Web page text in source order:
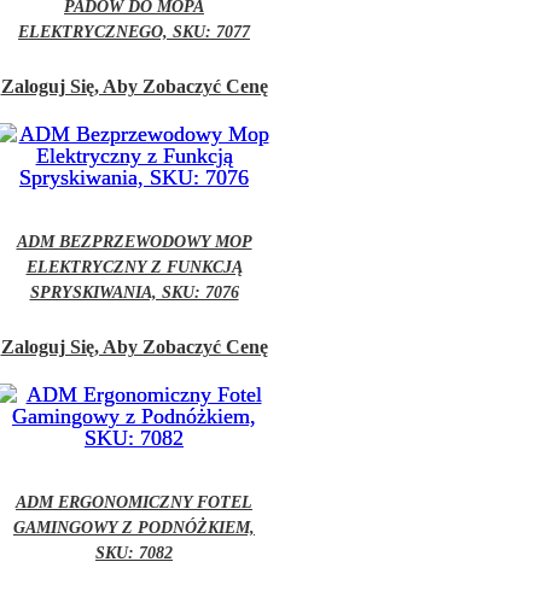
PADÓW DO MOPA
ELEKTRYCZNEGO, SKU: 7077
Zaloguj Się, Aby Zobaczyć Cenę
ADM BEZPRZEWODOWY MOP
ELEKTRYCZNY Z FUNKCJĄ
SPRYSKIWANIA, SKU: 7076
Zaloguj Się, Aby Zobaczyć Cenę
ADM ERGONOMICZNY FOTEL
GAMINGOWY Z PODNÓŻKIEM,
SKU: 7082